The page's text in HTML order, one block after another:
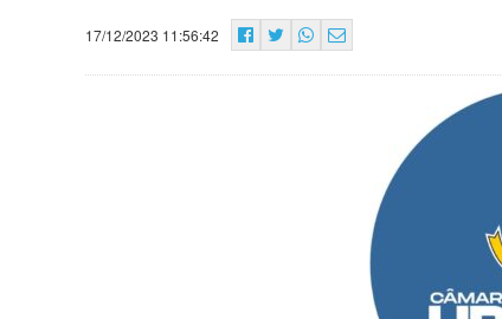
17/12/2023 11:56:42